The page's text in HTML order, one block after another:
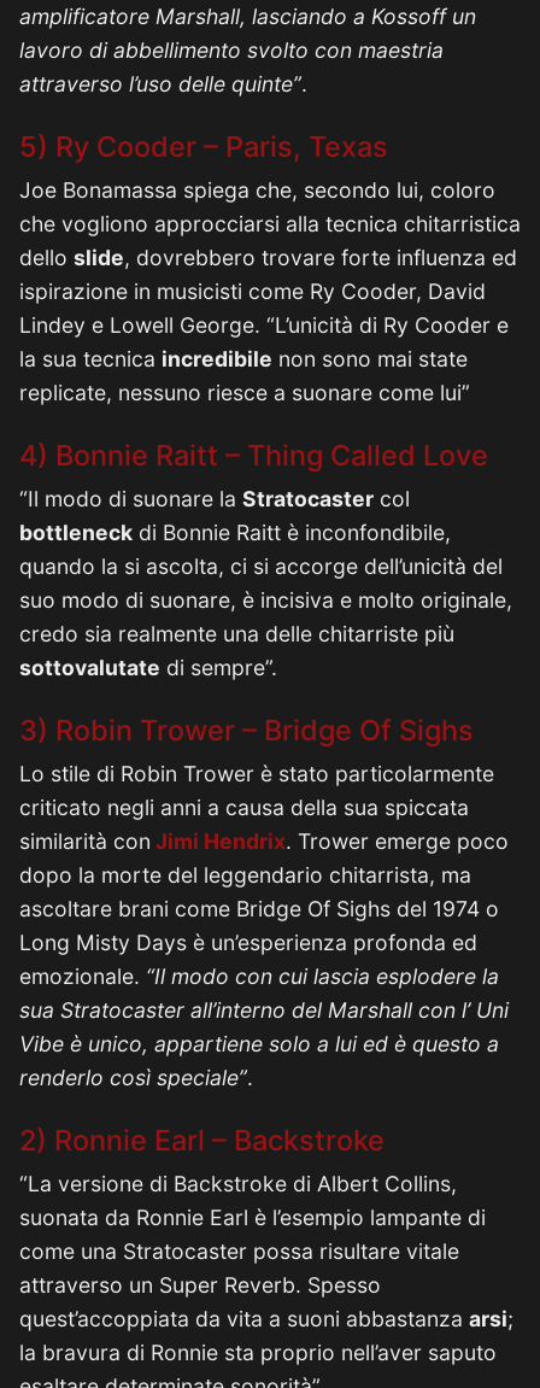
amplificatore Marshall, lasciando a Kossoff un
lavoro di abbellimento svolto con maestria
attraverso l’uso delle quinte”.
5) Ry Cooder – Paris, Texas
Joe Bonamassa spiega che, secondo lui, coloro
che vogliono approcciarsi alla tecnica chitarristica
dello slide, dovrebbero trovare forte influenza ed
ispirazione in musicisti come Ry Cooder, David
Lindey e Lowell George. “L’unicità di Ry Cooder e
la sua tecnica incredibile non sono mai state
replicate, nessuno riesce a suonare come lui”
4) Bonnie Raitt – Thing Called Love
“Il modo di suonare la Stratocaster col
bottleneck di Bonnie Raitt è inconfondibile,
quando la si ascolta, ci si accorge dell’unicità del
suo modo di suonare, è incisiva e molto originale,
credo sia realmente una delle chitarriste più
sottovalutate di sempre”.
3) Robin Trower – Bridge Of Sighs
Lo stile di Robin Trower è stato particolarmente
criticato negli anni a causa della sua spiccata
similarità con Jimi Hendrix. Trower emerge poco
dopo la morte del leggendario chitarrista, ma
ascoltare brani come Bridge Of Sighs del 1974 o
Long Misty Days è un’esperienza profonda ed
emozionale. “Il modo con cui lascia esplodere la
sua Stratocaster all’interno del Marshall con l’ Uni
Vibe è unico, appartiene solo a lui ed è questo a
renderlo così speciale”.
2) Ronnie Earl – Backstroke
“La versione di Backstroke di Albert Collins,
suonata da Ronnie Earl è l’esempio lampante di
come una Stratocaster possa risultare vitale
attraverso un Super Reverb. Spesso
quest’accoppiata da vita a suoni abbastanza arsi;
la bravura di Ronnie sta proprio nell’aver saputo